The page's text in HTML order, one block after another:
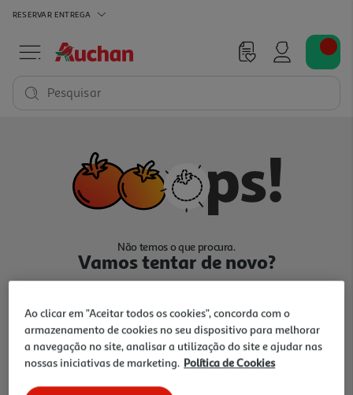
RESERVAR ENTREGA
Pesquisar
Não temos o que procura.
Vamos tentar de novo?
Ir para Homepage
Ao clicar em "Aceitar todos os cookies", concorda com o
armazenamento de cookies no seu dispositivo para melhorar
a navegação no site, analisar a utilização do site e ajudar nas
nossas iniciativas de marketing. Política de Cookies